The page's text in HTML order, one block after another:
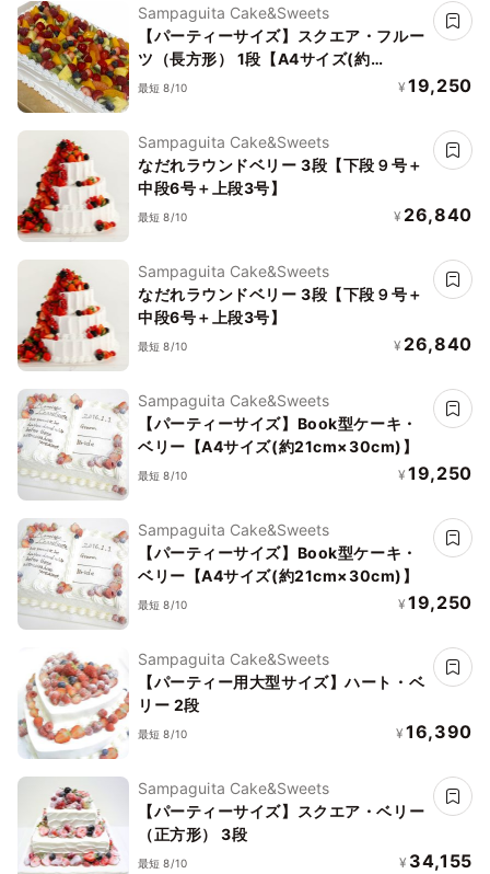
Sampaguita Cake&Sweets
【パーティーサイズ】スクエア・フルー
ツ（長方形） 1段【A4サイズ(約
21cm×30cm)】
最短 8/10 ¥ 19,250
Sampaguita Cake&Sweets
なだれラウンドベリー 3段【下段９号＋
中段6号＋上段3号】
最短 8/10 ¥ 26,840
Sampaguita Cake&Sweets
なだれラウンドベリー 3段【下段９号＋
中段6号＋上段3号】
最短 8/10 ¥ 26,840
Sampaguita Cake&Sweets
【パーティーサイズ】Book型ケーキ・
ベリー【A4サイズ(約21cm×30cm)】
最短 8/10 ¥ 19,250
Sampaguita Cake&Sweets
【パーティーサイズ】Book型ケーキ・
ベリー【A4サイズ(約21cm×30cm)】
最短 8/10 ¥ 19,250
Sampaguita Cake&Sweets
【パーティー用大型サイズ】ハート・ベ
リー 2段
最短 8/10 ¥ 16,390
Sampaguita Cake&Sweets
【パーティーサイズ】スクエア・ベリー
（正方形） 3段
最短 8/10 ¥ 34,155